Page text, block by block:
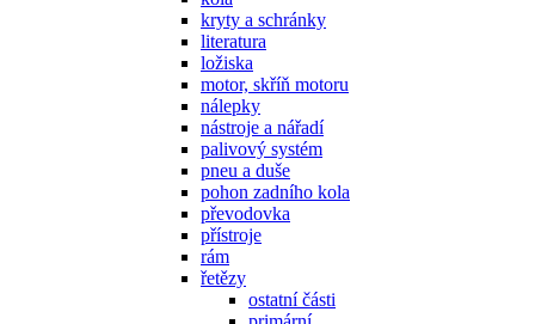
kryty a schránky
literatura
ložiska
motor, skříň motoru
nálepky
nástroje a nářadí
palivový systém
pneu a duše
pohon zadního kola
převodovka
přístroje
rám
řetězy
ostatní části